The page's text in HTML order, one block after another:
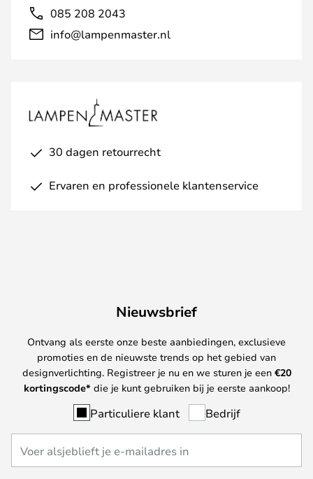
085 208 2043
info@lampenmaster.nl
30 dagen retourrecht
Ervaren en professionele klantenservice
Nieuwsbrief
Ontvang als eerste onze beste aanbiedingen, exclusieve
promoties en de nieuwste trends op het gebied van
designverlichting. Registreer je nu en we sturen je een €20
kortingscode* die je kunt gebruiken bij je eerste aankoop!
Particuliere klant Bedrijf